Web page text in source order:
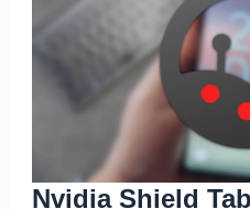
Nvidia Shield